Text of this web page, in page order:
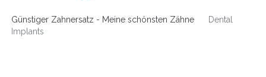
Günstiger Zahnersatz - Meine schönsten Zähne
Dental
Implants